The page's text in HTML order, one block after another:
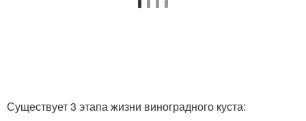
Существует 3 этапа жизни виноградного куста: